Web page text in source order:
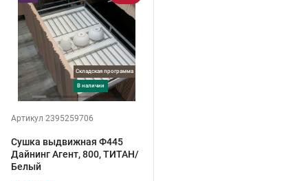
Складская программа
в наличии
Артикул 2395259706
Сушка выдвижная Ф445
Дайнинг Агент, 800, ТИТАН/
Белый